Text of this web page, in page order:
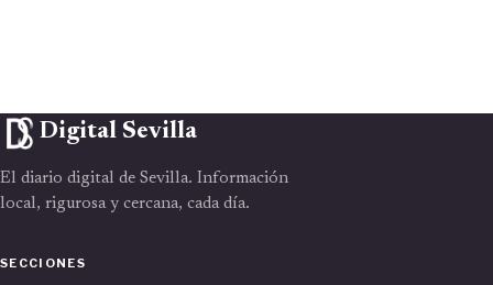
Digital Sevilla
El diario digital de Sevilla. Información
local, rigurosa y cercana, cada día.
SECCIONES